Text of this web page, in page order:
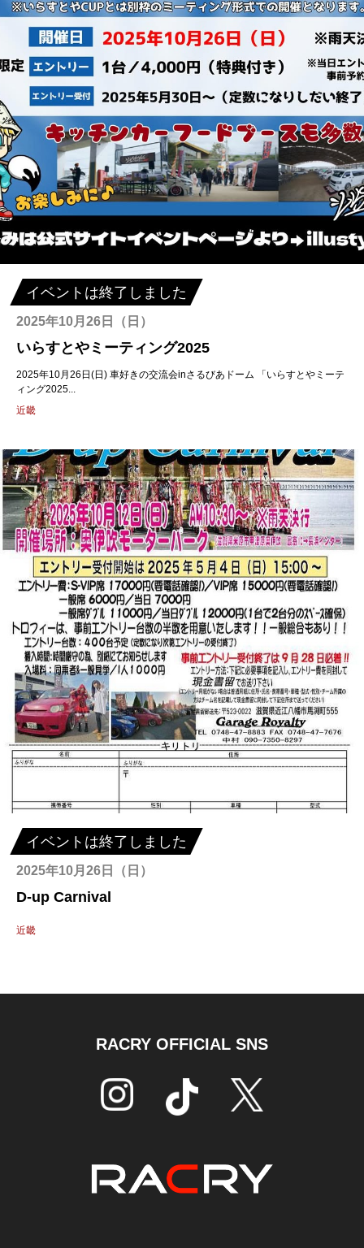
イベントは終了しました
2025年10月26日（日）
いらすとやミーティング2025
2025年10月26日(日) 車好きの交流会inさるびあドーム 「いらすとやミーテ
ィング2025...
近畿
イベントは終了しました
2025年10月26日（日）
D-up Carnival
近畿
RACRY OFFICIAL SNS